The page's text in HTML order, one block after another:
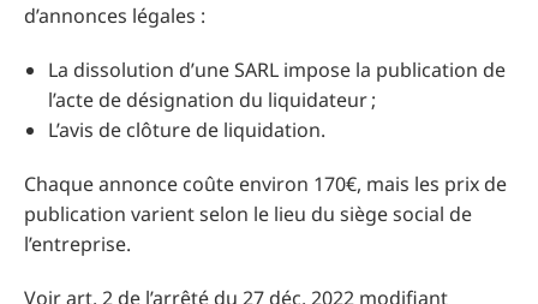
d’annonces légales :
La dissolution d’une SARL impose la publication de
l’acte de désignation du liquidateur ;
L’avis de clôture de liquidation.
Chaque annonce coûte environ 170€, mais les prix de
publication varient selon le lieu du siège social de
l’entreprise.
Voir art. 2 de l’arrêté du 27 déc. 2022 modifiant